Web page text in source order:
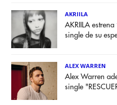
AKRIILA
AKRIILA
single de su
ALEX WARREN
Alex Warren
single